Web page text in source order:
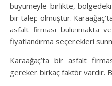
büyümeyle birlikte,
bir talep olmuştur.
asfalt firması bulunmakta
fiyatlandırma seçenekleri
Karaağaç’ta bir asfalt
gereken birkaç faktör vardır.